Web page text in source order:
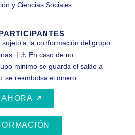
y Ciencias Sociales
sujeto a la conformación del grupo
| ⚠ En caso de no
mínimo se guarda el saldo a
se reembolsa el dinero.
AHORA ↗